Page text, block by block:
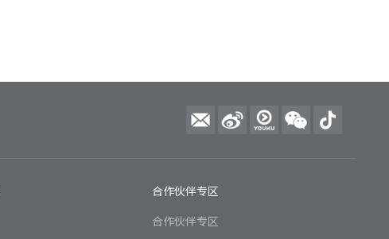
合作伙伴专区
合作伙伴专区